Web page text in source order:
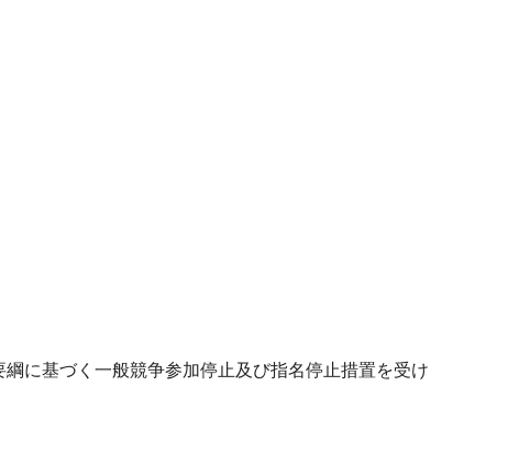
に基づく一般競争参加停止及び指名停止措置を受け